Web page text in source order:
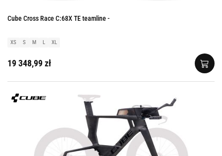
Cube Cross Race C:68X TE teamline -
XS S M L XL
19 348,99 zł